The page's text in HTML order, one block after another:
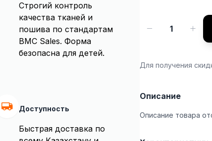
Строгий контроль
качества тканей и
пошива по стандартам
BMC Sales. Форма
безопасна для детей.
Доступность
Быстрая доставка по
1
Для получения
Описание
Описание товара